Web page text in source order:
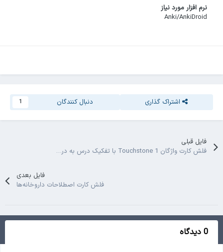
نرم افزار مورد نیاز
Anki/AnkiDroid
اشتراک گذاری دنبال کنندگان 1
فایل قبلی
فلش کارت واژگان Touchstone 1 با تفکیک درس به درس
فایل بعدی
فلش کارت اصطلاحات داروخانه‌ها
0 دیدگاه